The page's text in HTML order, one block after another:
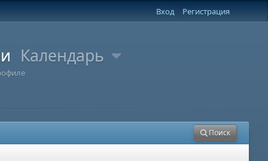
Вход Регистрация
Календарь
Поиск